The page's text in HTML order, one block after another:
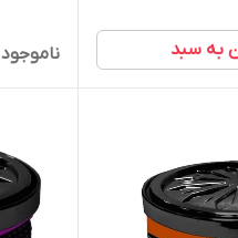
به سبد ناموجود